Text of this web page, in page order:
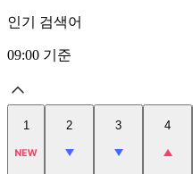
인기 검색어
09:00 기준
1 2 3 4